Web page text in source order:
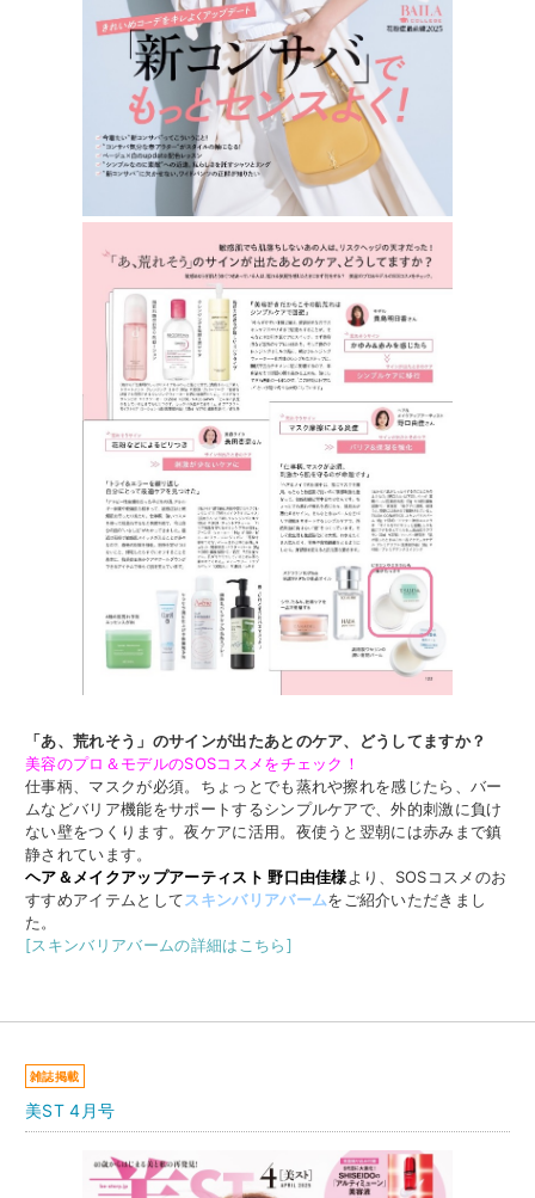
「あ、荒れそう」のサインが出たあとのケア、どうしてますか？
美容のプロ＆モデルのSOSコスメをチェック！
仕事柄、マスクが必須。ちょっとでも蒸れや擦れを感じたら、バー
ムなどバリア機能をサポートするシンプルケアで、外的刺激に負け
ない壁をつくります。夜ケアに活用。夜使うと翌朝には赤みまで鎮
静されています。
ヘア＆メイクアップアーティスト 野口由佳様より、SOSコスメのお
すすめアイテムとしてスキンバリアバームをご紹介いただきまし
た。
[スキンバリアバームの詳細はこちら]
雑誌掲載
美ST 4月号